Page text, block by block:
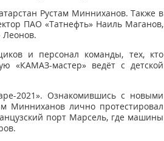
Рустам Минниханов. Также в
ПАО «Татнефть» Наиль Маганов,
Леонов.
и персонал команды, тех, кто
«КАМАЗ-мастер» ведёт с детской
2021». Ознакомившись с новыми
Минниханов лично протестировал
порт Марсель, где машины